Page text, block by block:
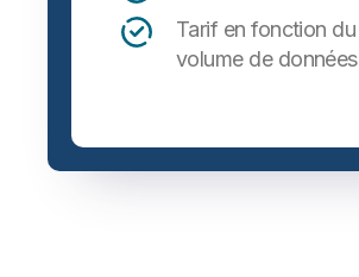
Tarif en fonction du
volume de données